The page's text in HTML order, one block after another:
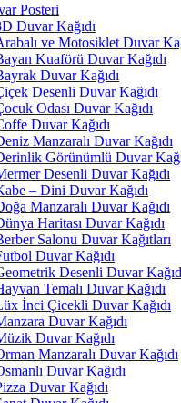
Posteri
Duvar Kağıdı
ve Motosiklet Duvar
Kuaförü Duvar Kağıdı
Duvar Kağıdı
Desenli Duvar Kağıdı
Odası Duvar Kağıdı
Duvar Kağıdı
Manzaralı Duvar Kağıdı
Görünümlü Duvar
Desenli Duvar Kağıdı
– Dini Duvar Kağıdı
Manzaralı Duvar Kağıdı
Haritası Duvar Kağıdı
Salonu Duvar Kağıtları
Duvar Kağıdı
Desenli Duvar
Temalı Duvar Kağıdı
İnci Çicekli Duvar Kağıdı
Duvar Kağıdı
Duvar Kağıdı
Manzaralı Duvar Kağıdı
Duvar Kağıdı
Duvar Kağıdı